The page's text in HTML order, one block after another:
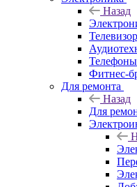
Назад
Телефоны
Фитнес-
Для ремонта
Назад
Для